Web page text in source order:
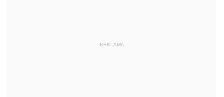
REKLAMA